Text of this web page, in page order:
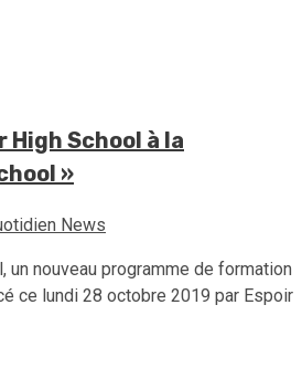
High School à la
»
News
un nouveau programme de formation
ce lundi 28 octobre 2019 par Espoir